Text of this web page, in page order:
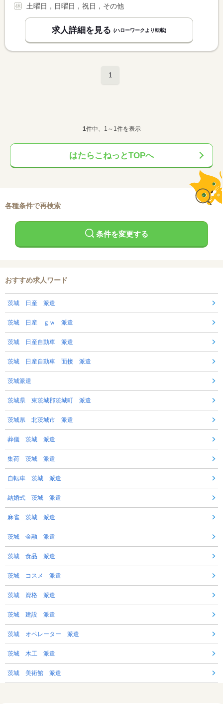
土曜日，日曜日，祝日，その他
求人詳細を見る (ハローワークより転載)
1
1件中、1～1件を表示
はたらこねっとTOPへ
各種条件で再検索
条件を変更する
おすすめ求人ワード
茨城 日産 派遣
茨城 日産 ｇｗ 派遣
茨城 日産自動車 派遣
茨城 日産自動車 面接 派遣
茨城派遣
茨城県 東茨城郡茨城町 派遣
茨城県 北茨城市 派遣
葬儀 茨城 派遣
集荷 茨城 派遣
自転車 茨城 派遣
結婚式 茨城 派遣
麻雀 茨城 派遣
茨城 金融 派遣
茨城 食品 派遣
茨城 コスメ 派遣
茨城 資格 派遣
茨城 建設 派遣
茨城 オペレーター 派遣
茨城 木工 派遣
茨城 美術館 派遣